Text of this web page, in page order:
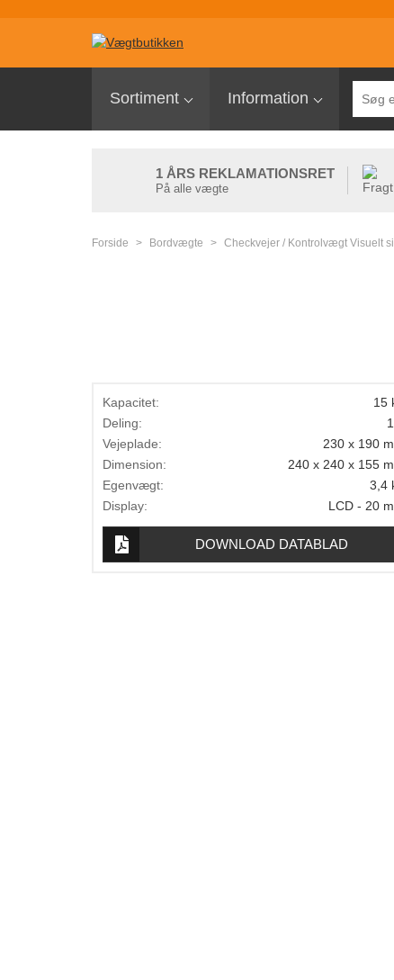
Sortiment Information
Sortiment
1 ÅRS REKLAMATIONSRET
På alle vægte
Forside > Bordvægte > Checkvejer / Kontrolvægt Visuelt
Kapacitet:
15
Deling:
Vejeplade:
230 x 190
Dimension:
240 x 240 x 155
Egenvægt:
3,4
Display:
LCD - 20
DOWNLOAD DATABLAD